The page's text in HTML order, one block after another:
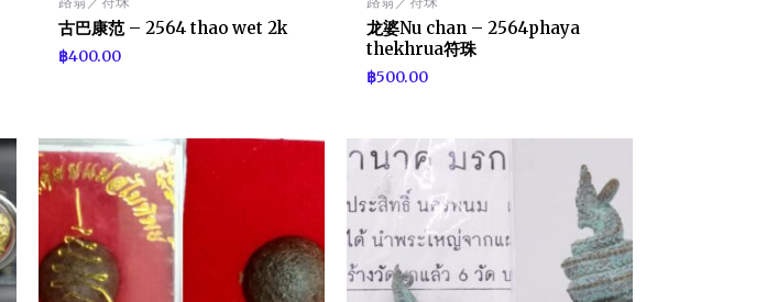
古巴康范 – 2564 thao wet 2k
฿400.00
龙婆Nu chan – 2564phaya
thekhrua符珠
฿500.00